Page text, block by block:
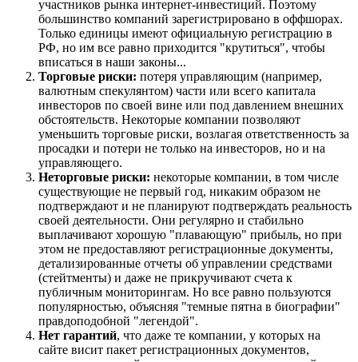
участников рынка интернет-инвестиций. Поэтому
большинство компаний зарегистрировано в оффшорах.
Только единицы имеют официальную регистрацию в
РФ, но им все равно приходится "крутиться", чтобы
вписаться в наши законы...
Торговые риски: потеря управляющим (например,
валютным спекулянтом) части или всего капитала
инвесторов по своей вине или под давлением внешних
обстоятельств. Некоторые компании позволяют
уменьшить торговые риски, возлагая ответственность за
просадки и потери не только на инвесторов, но и на
управляющего.
Неторговые риски: некоторые компании, в том числе
существующие не первый год, никаким образом не
подтверждают и не планируют подтверждать реальность
своей деятельности. Они регулярно и стабильно
выплачивают хорошую "плавающую" прибыль, но при
этом не предоставляют регистрационные документы,
детализированные отчеты об управлении средствами
(стейтменты) и даже не прикручивают счета к
публичным мониторингам. Но все равно пользуются
популярностью, объясняя "темные пятна в биографии"
правдоподобной "легендой".
Нет гарантий, что даже те компании, у которых на
сайте висит пакет регистрационных документов,